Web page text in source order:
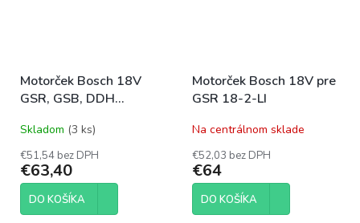
Motorček Bosch 18V
GSR, GSB, DDH
Skladom (3 ks)
€51,54 bez DPH
€63,40
DO KOŠÍKA
Motorček Bosch 18V pre
GSR 18-2-LI
Na centrálnom sklade
€52,03 bez DPH
€64
DO KOŠÍKA